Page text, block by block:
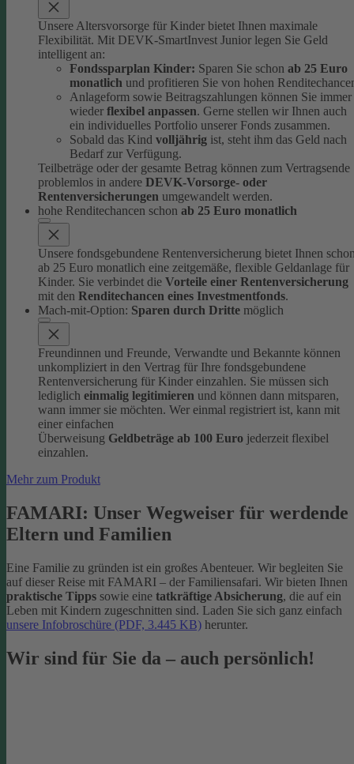
Unsere Altersvorsorge für Kinder bietet Ihnen maximale
Flexibilität. Mit DEVK-SmartInvest Junior legen Sie Geld
intelligent an:
Fondssparplan Kinder: Sparen Sie schon ab 25 Euro
monatlich und profitieren Sie von hohen
Anlageform sowie Beitragszahlungen können Sie immer
wieder flexibel anpassen. Gerne stellen wir Ihnen auch
ein individuelles Portfolio unserer Fonds zusammen.
Sobald das Kind volljährig ist, steht ihm das Geld nach
Bedarf zur Verfügung.
Teilbeträge oder der gesamte Betrag können zum Vertragsende
problemlos in andere DEVK-Vorsorge- oder
Rentenversicherungen umgewandelt werden.
hohe Renditechancen schon ab 25 Euro monatlich
Unsere fondsgebundene Rentenversicherung bietet Ihnen
ab 25 Euro monatlich eine zeitgemäße, flexible Geldanlage für
Kinder. Sie verbindet die Vorteile einer Rentenversicherung
mit den Renditechancen eines Investmentfonds.
Mach-mit-Option: Sparen durch Dritte möglich
Freundinnen und Freunde, Verwandte und Bekannte können
unkompliziert in den Vertrag für Ihre fondsgebundene
Rentenversicherung für Kinder einzahlen. Sie müssen sich
lediglich einmalig legitimieren und können dann mitsparen,
wann immer sie möchten. Wer einmal registriert ist, kann mit
einer einfachen
Überweisung Geldbeträge ab 100 Euro jederzeit flexibel
einzahlen.
Mehr zum Produkt
FAMARI: Unser Wegweiser für werdende
Eltern und Familien
Eine Familie zu gründen ist ein großes Abenteuer. Wir begleiten Sie
auf dieser Reise mit FAMARI – der Familiensafari. Wir bieten Ihnen
praktische Tipps sowie eine tatkräftige Absicherung, die auf ein
Leben mit Kindern zugeschnitten sind. Laden Sie sich ganz einfach
unsere Infobroschüre (PDF, 3.445 KB) herunter.
Wir sind für Sie da – auch persönlich!